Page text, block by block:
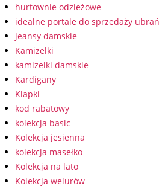
hurtownie odzieżowe
idealne portale do sprzedaży ubrań
jeansy damskie
Kamizelki
kamizelki damskie
Kardigany
Klapki
kod rabatowy
kolekcja basic
Kolekcja jesienna
kolekcja masełko
Kolekcja na lato
Kolekcja welurów